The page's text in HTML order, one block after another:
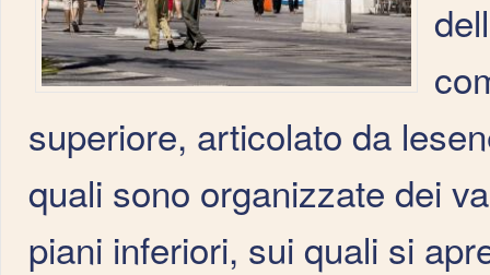
superiore, articolato da
quali sono organizzate dei
piani inferiori, sui quali si